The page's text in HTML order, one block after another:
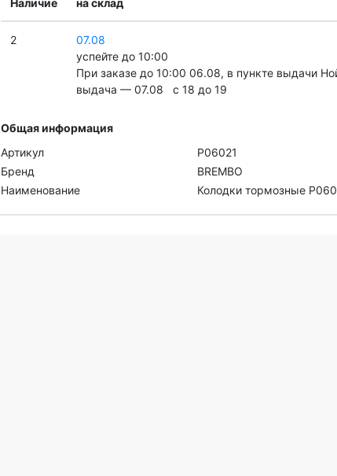
2
07.08
успейте до 10:00
При заказе до 10:00 06.08, в пункте выдачи
выдача — 07.08 c 18 до 19
Общая информация
Артикул
P06021
Бренд
BREMBO
Наименование
Колодки тормозные